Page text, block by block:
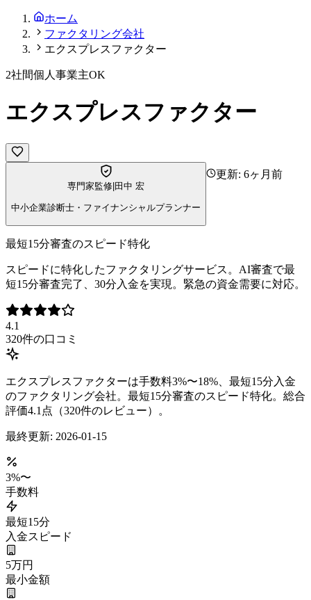
ホーム
ファクタリング会社
エクスプレスファクター
2社間個人事業主OK
エクスプレスファクター
専門家監修 田中 宏
中小企業診断士・ファイナンシャルプランナー
更新: 6ヶ月前
最短15分審査のスピード特化
スピードに特化したファクタリングサービス。AI審査で最
短15分審査完了、30分入金を実現。緊急の資金需要に対応。
4.1
320件の口コミ
エクスプレスファクターは手数料3%〜18%、最短15分入金
のファクタリング会社。最短15分審査のスピード特化。総合
評価4.1点（320件のレビュー）。
最終更新: 2026-01-15
3%〜
手数料
最短15分
入金スピード
5万円
最小金額